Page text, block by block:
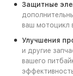
Защитные
ваш мотоцикл
Улучшения
и другие
вашего